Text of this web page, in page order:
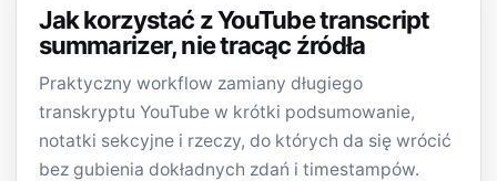
Jak korzystać z YouTube transcript
summarizer, nie tracąc źródła
Praktyczny workflow zamiany długiego
transkryptu YouTube w krótki podsumowanie,
notatki sekcyjne i rzeczy, do których da się wrócić
bez gubienia dokładnych zdań i timestampów.